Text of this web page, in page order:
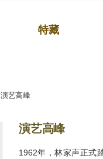
特藏
演艺高峰
演艺高峰
1962年，林家声正式